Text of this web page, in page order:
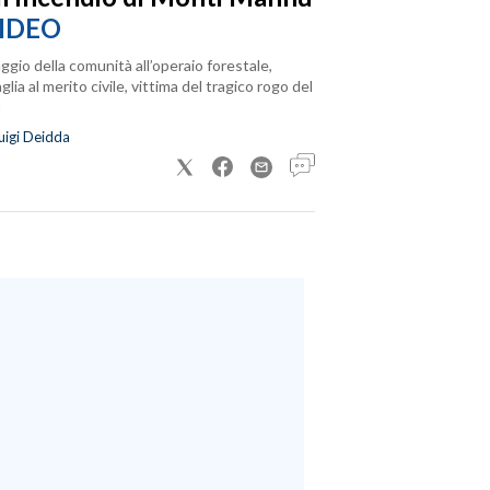
della comunità all’operaio forestale,
al merito civile, vittima del tragico rogo del
Deidda